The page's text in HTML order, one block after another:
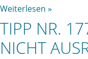
Weiterlesen »
TIPP NR.
ICHT